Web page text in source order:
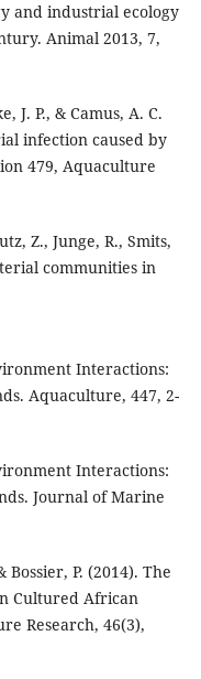
and industrial ecology
Animal 2013, 7,
J. P., & Camus, A. C.
infection caused by
479, Aquaculture
Z., Junge, R., Smits,
communities in
Interactions:
Aquaculture, 447, 2-
Interactions:
Journal of Marine
P. (2014). The
Cultured African
Research, 46(3),